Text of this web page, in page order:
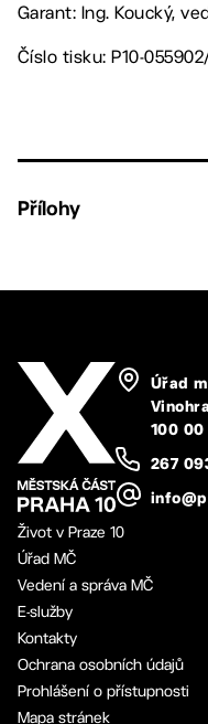
Garant: Ing. Koucký,
Číslo tisku: P10-
Přílohy
Úřad
100 00
267
Život v Praze 10
Úřad MČ
Vedení a správa MČ
E-služby
Kontakty
Ochrana osobních údajů
Prohlášení o přístupnosti
Mapa stránek